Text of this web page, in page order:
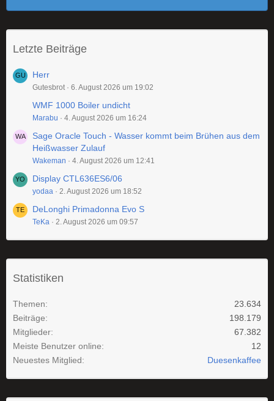
Letzte Beiträge
Herr
Gutesbrot 6. August 2026 um 19:02
WMF 1000 Boiler undicht
Marabu 4. August 2026 um 16:24
Sage Oracle Touch - Wasser kommt beim Brühen aus dem
Heißwasser Zulauf
Wakeman 4. August 2026 um 12:41
Display CTL636ES6/06
yodaa 2. August 2026 um 18:52
DeLonghi Primadonna Evo S
TeKa 2. August 2026 um 09:57
Statistiken
Themen
23.634
Beiträge
198.179
Mitglieder
67.382
Meiste Benutzer online
12
Neuestes Mitglied
Duesenkaffee